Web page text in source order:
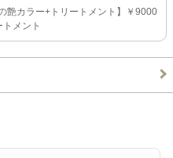
カラー+トリートメント】￥9000
メント